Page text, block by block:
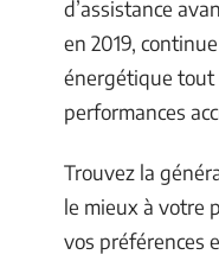
d’assistance
en 2019,
énergétique
performances
Trouvez la
le mieux à votre
vos préférences